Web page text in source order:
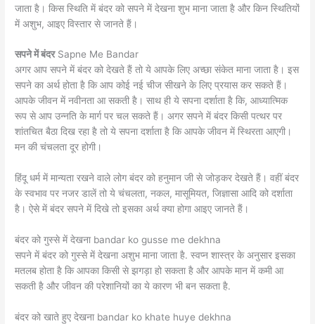
जाता है। किस स्थिति में बंदर को सपने में देखना शुभ माना जाता है और किन स्थितियों
में अशुभ, आइए विस्तार से जानते हैं।
सपने में बंदरSapne Me Bandar
अगर आप सपने में बंदर को देखते हैं तो ये आपके लिए अच्छा संकेत माना जाता है। इस
सपने का अर्थ होता है कि आप कोई नई चीज सीखने के लिए प्रयास कर सकते हैं।
आपके जीवन में नवीनता आ सकती है। साथ ही ये सपना दर्शाता है कि, आध्यात्मिक
रूप से आप उन्नति के मार्ग पर चल सकते हैं। अगर सपने में बंदर किसी पत्थर पर
शांतचित बैठा दिख रहा है तो ये सपना दर्शाता है कि आपके जीवन में स्थिरता आएगी।
मन की चंचलता दूर होगी।
हिंदू धर्म में मान्यता रखने वाले लोग बंदर को हनुमान जी से जोड़कर देखते हैं। वहीं बंदर
के स्वभाव पर नजर डालें तो ये चंचलता, नकल, मासूमियत, जिज्ञासा आदि को दर्शाता
है। ऐसे में बंदर सपने में दिखे तो इसका अर्थ क्या होगा आइए जानते हैं।
बंदर को गुस्से में देखना bandar ko gusse me dekhna
सपने में बंदर को गुस्से में देखना अशुभ माना जाता है. स्वप्न शास्त्र के अनुसार इसका
मतलब होता है कि आपका किसी से झगड़ा हो सकता है और आपके मान में कमी आ
सकती है और जीवन की परेशानियों का ये कारण भी बन सकता है.
बंदर को खाते हुए देखना bandar ko khate huye dekhna